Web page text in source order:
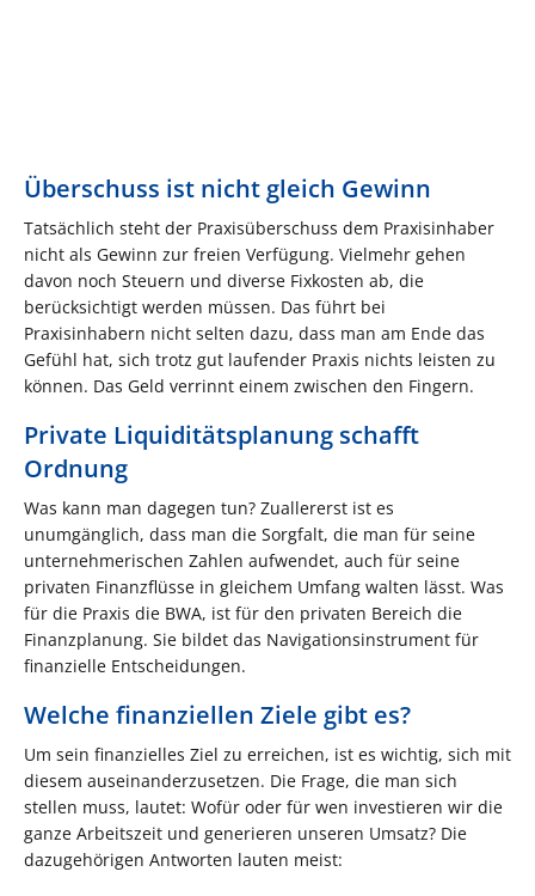
Überschuss ist nicht gleich Gewinn
Tatsächlich steht der Praxisüberschuss dem Praxisinhaber
nicht als Gewinn zur freien Verfügung. Vielmehr gehen
davon noch Steuern und diverse Fixkosten ab, die
berücksichtigt werden müssen. Das führt bei
Praxisinhabern nicht selten dazu, dass man am Ende das
Gefühl hat, sich trotz gut laufender Praxis nichts leisten zu
können. Das Geld verrinnt einem zwischen den Fingern.
Private Liquiditätsplanung schafft
Ordnung
Was kann man dagegen tun? Zuallererst ist es
unumgänglich, dass man die Sorgfalt, die man für seine
unternehmerischen Zahlen aufwendet, auch für seine
privaten Finanzflüsse in gleichem Umfang walten lässt. Was
für die Praxis die BWA, ist für den privaten Bereich die
Finanzplanung. Sie bildet das Navigationsinstrument für
finanzielle Entscheidungen.
Welche finanziellen Ziele gibt es?
Um sein finanzielles Ziel zu erreichen, ist es wichtig, sich mit
diesem auseinanderzusetzen. Die Frage, die man sich
stellen muss, lautet: Wofür oder für wen investieren wir die
ganze Arbeitszeit und generieren unseren Umsatz? Die
dazugehörigen Antworten lauten meist: